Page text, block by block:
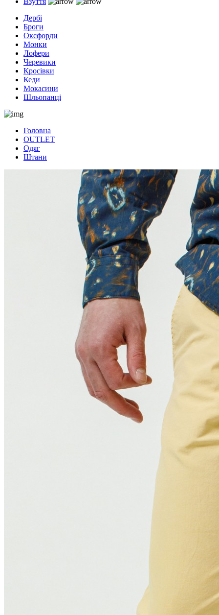
Дербі
Броги
Оксфорди
Монки
Лофери
Черевики
Кросівки
Кеди
Мокасини
Шльопанці
Головна
OUTLET
Одяг
Штани